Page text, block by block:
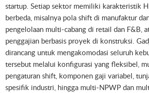
startup. Setiap sektor memiliki karakteristik
berbeda, misalnya pola shift di manufaktur
pengelolaan multi-cabang di retail dan F&B,
penggajian berbasis proyek di konstruksi.
dirancang untuk mengakomodasi seluruh
tersebut melalui konfigurasi yang fleksibel,
pengaturan shift, komponen gaji variabel,
spesifik industri, hingga multi-NPWP dan